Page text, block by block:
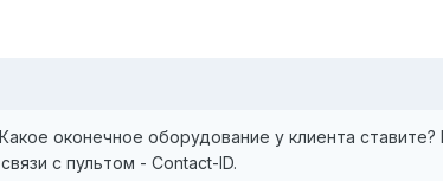
оконечное оборудование у клиента
с пультом - Contact-ID.